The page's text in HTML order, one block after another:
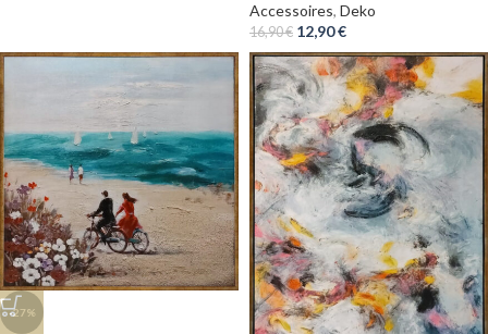
Accessoires, Deko
16,90€ 12,90€
-27%